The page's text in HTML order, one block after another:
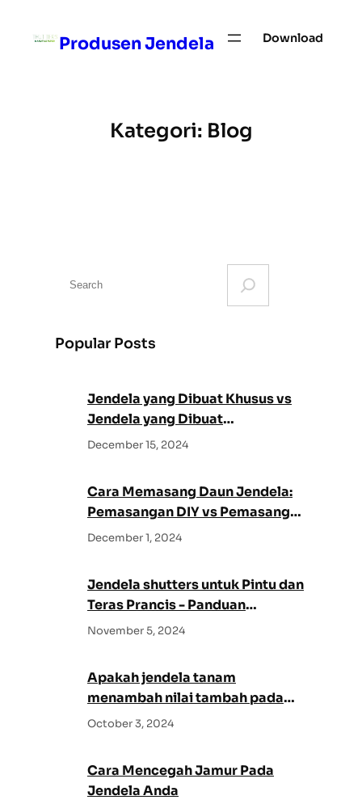
Produsen Jendela Download
Kategori: Blog
r
c
Popular Posts
Jendela yang Dibuat Khusus vs
Jendela yang Dibuat
Sebelumnya: Mana yang Lebih
December 15, 2024
Cara Memasang Daun Jendela:
Pemasangan DIY vs Pemasangan
Profesional
December 1, 2024
Jendela shutters untuk Pintu dan
Teras Prancis - Panduan
Komprehensif
November 5, 2024
Apakah jendela tanam
menambah nilai tambah pada
rumah Anda?
October 3, 2024
Cara Mencegah Jamur Pada
Jendela Anda